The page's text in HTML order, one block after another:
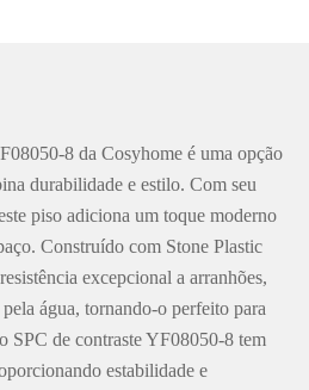
8 da Cosyhome é uma opção
durabilidade e estilo. Com seu
piso adiciona um toque moderno
Construído com Stone Plastic
excepcional a arranhões,
água, tornando-o perfeito para
SPC de contraste YF08050-8 tem
estabilidade e